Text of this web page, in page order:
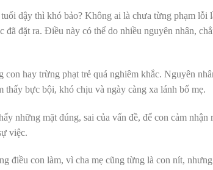
dậy thì khó bảo? Không ai là chưa từng phạm
đã đặt ra. Điều này có thể do nhiều nguyên nhân,
con hay trừng phạt trẻ quá nghiêm khắc. Nguyên
thấy bực bội, khó chịu và ngày càng xa lánh bố mẹ.
những mặt đúng, sai của vấn đề, để con cảm
việc.
điều con làm, vì cha mẹ cũng từng là con nít,